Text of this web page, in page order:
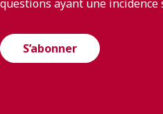
questions ayant une
S’abonner